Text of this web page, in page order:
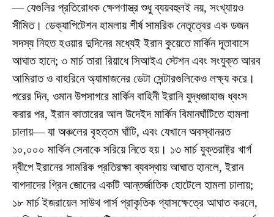
— যেগুলির প্রতিরোধক ক্ষেপণাস্ত্র শুধু ব্যয়বহুলই নয়, সংখ্যায়ও
সীমিত। ডেক্যাপিটেশন হামলায় শীর্ষ সামরিক নেতৃত্বের এক ডজন
সদস্য নিহত হওয়ার দুদিনের মধ্যেই ইরান কুয়েতে মার্কিন দূতাবাসে
আঘাত হানে; ৩ মার্চ তারা রিয়াধে সিআইএ স্টেশন এবং সংযুক্ত আরব
আমিরাত ও বাহরিনে অ্যামাজনের ডেটা সেন্টারগুলিকেও লক্ষ্য করে।
পরের দিন, ওমান উপসাগরে মার্কিন বাহিনী ইরানি যুদ্ধজাহাজ ধ্বংস
করার পর, ইরান কাতারের আল উদেইদ মার্কিন বিমানঘাঁটিতে হামলা
চালায়— যা অঞ্চলের বৃহত্তম ঘাঁটি, এবং যেখানে অবস্থানরত
১০,০০০ মার্কিন সেনাকে সরিয়ে নিতে হয়। ১৩ মার্চ যুক্তরাষ্ট্র খার্গ
দ্বীপে ইরানের সামরিক প্রতিরক্ষা ব্যবস্থায় আঘাত হানলে, ইরান
বাগদাদের গ্রিন জোনের একটি আন্তর্জাতিক হোটেলে হামলা চালায়;
১৮ মার্চ ইজরায়েল সাউথ পার্স প্রাকৃতিক গ্যাসক্ষেত্রে আঘাত করলে,